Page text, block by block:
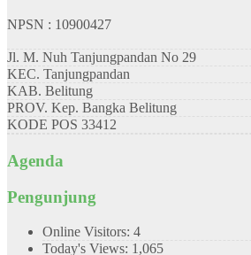
NPSN : 10900427
Jl. M. Nuh Tanjungpandan No 29
KEC. Tanjungpandan
KAB. Belitung
PROV. Kep. Bangka Belitung
KODE POS 33412
Agenda
Pengunjung
Online Visitors: 4
Today's Views: 1,065